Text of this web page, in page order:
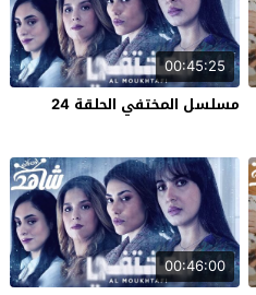
00:45:25
مسلسل المختفي الحلقة 24
00:46:00